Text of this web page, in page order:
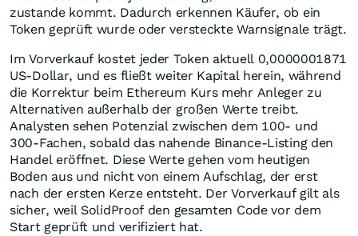
zustande kommt. Dadurch erkennen Käufer, ob ein
Token geprüft wurde oder versteckte Warnsignale trägt.
Im Vorverkauf kostet jeder Token aktuell 0,0000001871
US-Dollar, und es fließt weiter Kapital herein, während
die Korrektur beim Ethereum Kurs mehr Anleger zu
Alternativen außerhalb der großen Werte treibt.
Analysten sehen Potenzial zwischen dem 100- und
300-Fachen, sobald das nahende Binance-Listing den
Handel eröffnet. Diese Werte gehen vom heutigen
Boden aus und nicht von einem Aufschlag, der erst
nach der ersten Kerze entsteht. Der Vorverkauf gilt als
sicher, weil SolidProof den gesamten Code vor dem
Start geprüft und verifiziert hat.